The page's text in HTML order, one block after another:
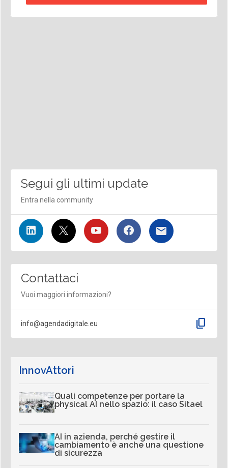
Segui gli ultimi update
Entra nella community
Contattaci
Vuoi maggiori informazioni?
info@agendadigitale.eu content_copy
InnovAttori
Quali competenze per portare la
physical AI nello spazio: il caso Sitael
AI in azienda, perché gestire il
cambiamento è anche una questione
di sicurezza